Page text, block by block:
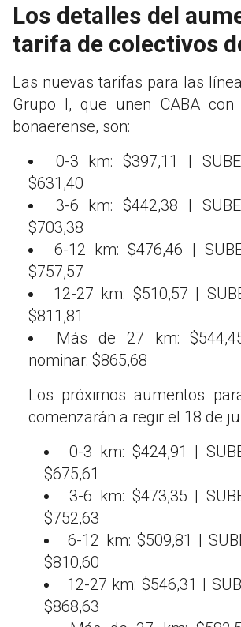
Los detalles del
tarifa de colectivos
Las nuevas tarifas para las
Grupo I, que unen CABA con
bonaerense, son:
0-3 km: $397,11 |
$631,40
3-6 km: $442,38 |
$703,38
6-12 km: $476,46 |
$757,57
12-27 km: $510,57 |
$811,81
Más de 27 km:
nominar: $865,68
Los próximos aumentos
comenzarán a regir el 18 de
0-3 km: $424,91 |
$675,61
3-6 km: $473,35 |
$752,63
6-12 km: $509,81 |
$810,60
12-27 km: $546,31 |
$868,63